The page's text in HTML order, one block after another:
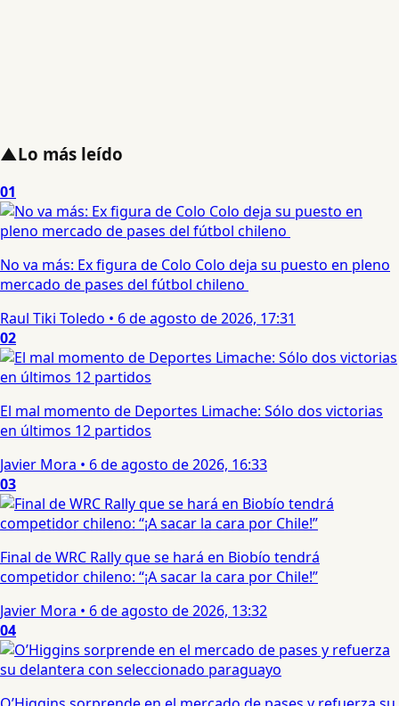
▲Lo más leído
01
No va más: Ex figura de Colo Colo deja su puesto en pleno
mercado de pases del fútbol chileno
Raul Tiki Toledo • 6 de agosto de 2026, 17:31
02
El mal momento de Deportes Limache: Sólo dos victorias
en últimos 12 partidos
Javier Mora • 6 de agosto de 2026, 16:33
03
Final de WRC Rally que se hará en Biobío tendrá
competidor chileno: “¡A sacar la cara por Chile!”
Javier Mora • 6 de agosto de 2026, 13:32
04